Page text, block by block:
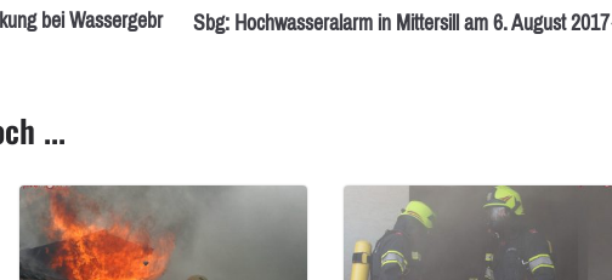
bei Wassergebr
Sbg: Hochwasseralarm in Mittersill am 6. August 2017
...